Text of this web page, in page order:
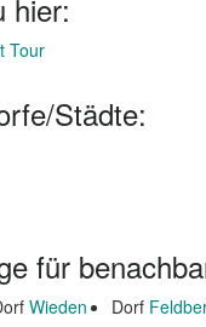
hier:
Tour
Städte:
für
Wieden Dorf